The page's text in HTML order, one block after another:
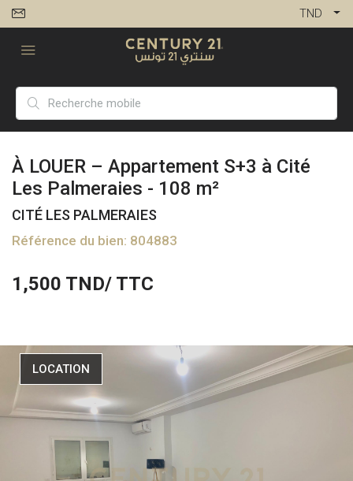
TND
À LOUER – Appartement S+3 à Cité
Les Palmeraies - 108 m²
CITÉ LES PALMERAIES
Référence du bien: 804883
1,500 TND/ TTC
LOCATION